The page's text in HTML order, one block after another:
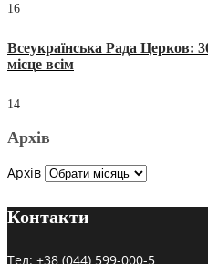
16
Всеукраїнська Рада Церков:
місце всім
14
Архів
Архів
Контакти
Тел: +38 (044) 599-000-5